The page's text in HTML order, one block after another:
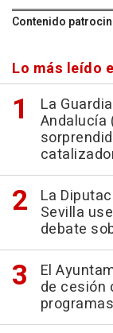
Contenido
Lo más leído
La
Andalucía
La
Sevilla
debate
El
de cesión